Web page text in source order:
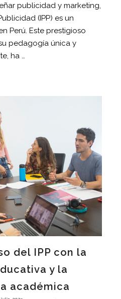
publicidad y marketing,
(IPP) es un
Perú. Este prestigioso
pedagogía única y
ha …
del IPP con la
y la
académica